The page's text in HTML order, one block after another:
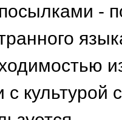
-
с культурой